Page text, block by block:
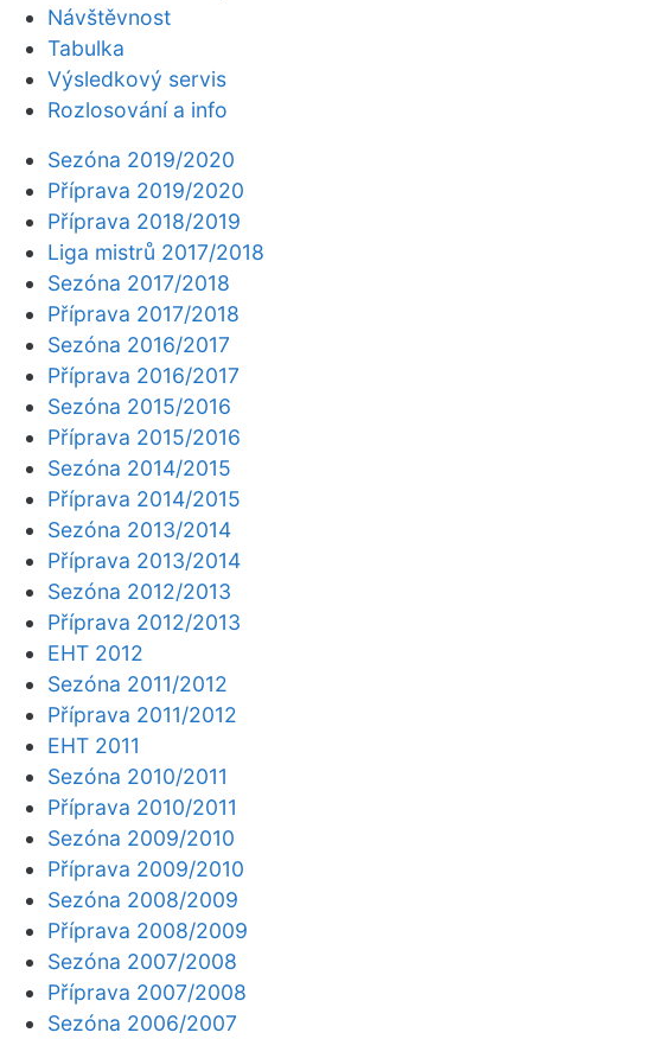
Návštěvnost
Tabulka
Výsledkový servis
Rozlosování a info
Sezóna 2019/2020
Příprava 2019/2020
Příprava 2018/2019
Liga mistrů 2017/2018
Sezóna 2017/2018
Příprava 2017/2018
Sezóna 2016/2017
Příprava 2016/2017
Sezóna 2015/2016
Příprava 2015/2016
Sezóna 2014/2015
Příprava 2014/2015
Sezóna 2013/2014
Příprava 2013/2014
Sezóna 2012/2013
Příprava 2012/2013
EHT 2012
Sezóna 2011/2012
Příprava 2011/2012
EHT 2011
Sezóna 2010/2011
Příprava 2010/2011
Sezóna 2009/2010
Příprava 2009/2010
Sezóna 2008/2009
Příprava 2008/2009
Sezóna 2007/2008
Příprava 2007/2008
Sezóna 2006/2007